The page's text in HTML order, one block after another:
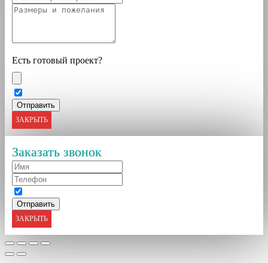
Есть готовый проект?
ЗАКРЫТЬ
Заказать звонок
ЗАКРЫТЬ